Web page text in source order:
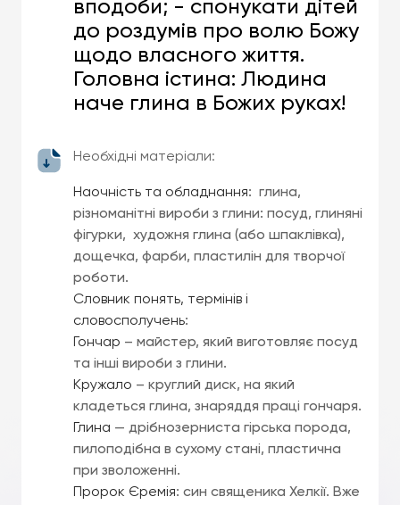
вподоби; - спонукати дітей
до роздумів про волю Божу
щодо власного життя.
Головна істина: Людина
наче глина в Божих руках!
Необхідні матеріали:
Наочність та обладнання: глина,
різноманітні вироби з глини: посуд, глиняні
фігурки, художня глина (або шпаклівка),
дощечка, фарби, пластилін для творчої
роботи.
Словник понять, термінів і
словосполучень:
Гончар – майстер, який виготовляє посуд
та інші вироби з глини.
Кружало – круглий диск, на який
кладеться глина, знаряддя праці гончаря.
Глина — дрібнозерниста гірська порода,
пилоподібна в сухому стані, пластична
при зволоженні.
Пророк Єремія: син священика Хелкії. Вже